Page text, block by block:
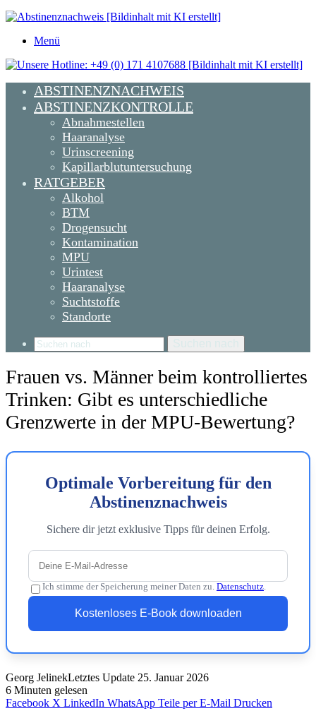
Menü
ABSTINENZNACHWEIS
ABSTINENZKONTROLLE
Abnahmestellen
Haaranalyse
Urinscreening
Kapillarblutuntersuchung
RATGEBER
Alkohol
BTM
Drogensucht
Kontamination
MPU
Urintest
Haaranalyse
Suchtstoffe
Standorte
Frauen vs. Männer beim kontrolliertes
Trinken: Gibt es unterschiedliche
Grenzwerte in der MPU-Bewertung?
Optimale Vorbereitung für den
Abstinenznachweis
Sichere dir jetzt exklusive Tipps für deinen Erfolg.
Ich stimme der Speicherung meiner Daten zu. Datenschutz
Kostenloses E-Book downloaden
Georg JelinekLetztes Update 25. Januar 2026
6 Minuten gelesen
Facebook X LinkedIn WhatsApp Teile per E-Mail Drucken